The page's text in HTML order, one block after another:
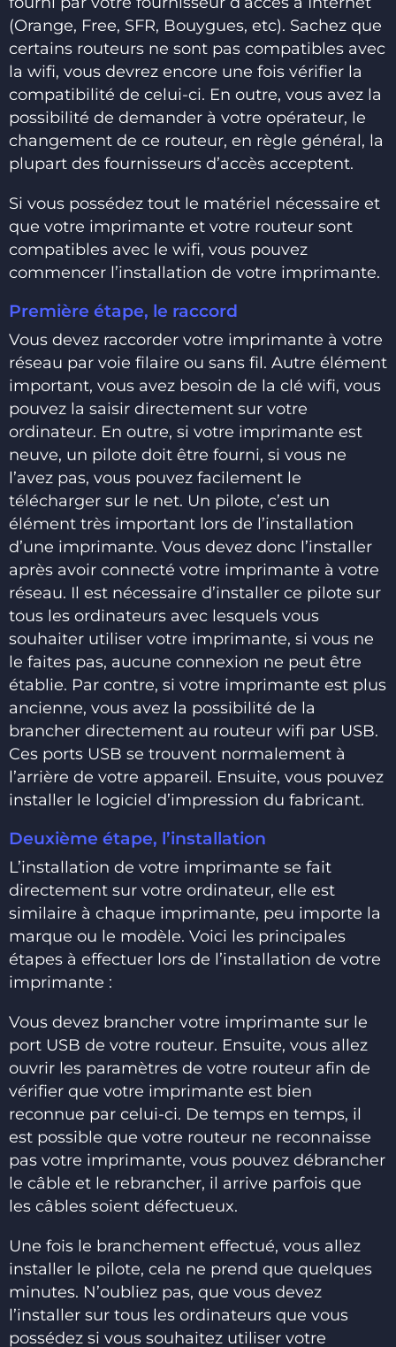
(Orange, Free, SFR, Bouygues, etc). Sachez que
certains routeurs ne sont pas compatibles avec
la wifi, vous devrez encore une fois vérifier la
compatibilité de celui-ci. En outre, vous avez la
possibilité de demander à votre opérateur, le
changement de ce routeur, en règle général, la
plupart des fournisseurs d’accès acceptent.
Si vous possédez tout le matériel nécessaire et
que votre imprimante et votre routeur sont
compatibles avec le wifi, vous pouvez
commencer l’installation de votre imprimante.
Première étape, le raccord
Vous devez raccorder votre imprimante à votre
réseau par voie filaire ou sans fil. Autre élément
important, vous avez besoin de la clé wifi, vous
pouvez la saisir directement sur votre
ordinateur. En outre, si votre imprimante est
neuve, un pilote doit être fourni, si vous ne
l’avez pas, vous pouvez facilement le
télécharger sur le net. Un pilote, c’est un
élément très important lors de l’installation
d’une imprimante. Vous devez donc l’installer
après avoir connecté votre imprimante à votre
réseau. Il est nécessaire d’installer ce pilote sur
tous les ordinateurs avec lesquels vous
souhaiter utiliser votre imprimante, si vous ne
le faites pas, aucune connexion ne peut être
établie. Par contre, si votre imprimante est plus
ancienne, vous avez la possibilité de la
brancher directement au routeur wifi par USB.
Ces ports USB se trouvent normalement à
l’arrière de votre appareil. Ensuite, vous pouvez
installer le logiciel d’impression du fabricant.
Deuxième étape, l’installation
L’installation de votre imprimante se fait
directement sur votre ordinateur, elle est
similaire à chaque imprimante, peu importe la
marque ou le modèle. Voici les principales
étapes à effectuer lors de l’installation de votre
imprimante :
Vous devez brancher votre imprimante sur le
port USB de votre routeur. Ensuite, vous allez
ouvrir les paramètres de votre routeur afin de
vérifier que votre imprimante est bien
reconnue par celui-ci. De temps en temps, il
est possible que votre routeur ne reconnaisse
pas votre imprimante, vous pouvez débrancher
le câble et le rebrancher, il arrive parfois que
les câbles soient défectueux.
Une fois le branchement effectué, vous allez
installer le pilote, cela ne prend que quelques
minutes. N’oubliez pas, que vous devez
l’installer sur tous les ordinateurs que vous
possédez si vous souhaitez utiliser votre